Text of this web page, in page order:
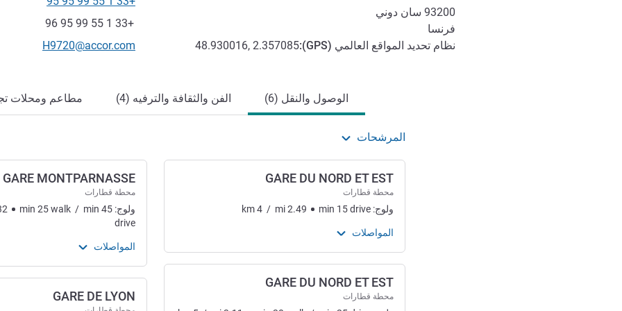
93200 سان دوني
فرنسا
نظام تحديد المواقع العالمي (GPS
):
48.930016, 2.357085
الهاتف
فاكس
+33 1 55 99 95 96
تواصل معنا عبر البريد
H9720@accor.com
الوصول والنقل (6) الفن والثقافة والترفيه (4) مطاعم ومحلات
المرشحات
GARE DU NORD ET EST
محطة قطارات
ولوج: km4 / mi2.49 min 15drive
المواصلات
GARE DU NORD ET EST
محطة قطارات
GARE MONTPARNASSE
محطة قطارات
ولوج: min 25walk / min 45
drive
المواصلات
GARE DE LYON